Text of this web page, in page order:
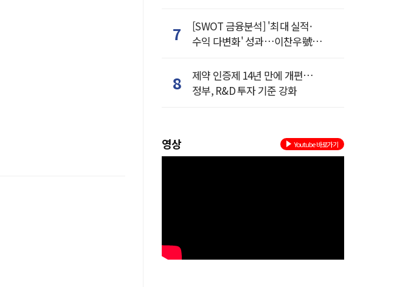
7
[SWOT 금융분석] '최대 실적·
수익 다변화' 성과…이찬우號
8
제약 인증제 14년 만에 개편…
정부, R&D 투자 기준 강화
영상 Youtube 바로가기